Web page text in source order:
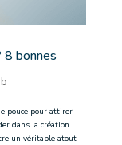
8 bonnes
pouce pour attirer
dans la création
un véritable atout